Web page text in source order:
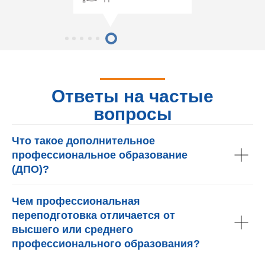
Ответы на частые
вопросы
Что такое дополнительное
профессиональное образование
(ДПО)?
Чем профессиональная
переподготовка отличается от
высшего или среднего
профессионального образования?